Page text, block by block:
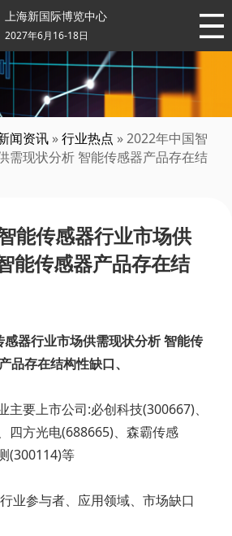
上海新国际博览中心
2027年6月16-18日
闻资讯 »行业热点 » 2022年中国智
需现状分析 智能传感器产品存在结
能传感器行业市场供
能传感器产品存在结
器行业市场供需现状分析 智能传
品存在结构性缺口、
主要上市公司:必创科技(300667)、
四方光电(688665)、森霸传感
(300114)等
业参与者、应用领域、市场缺口